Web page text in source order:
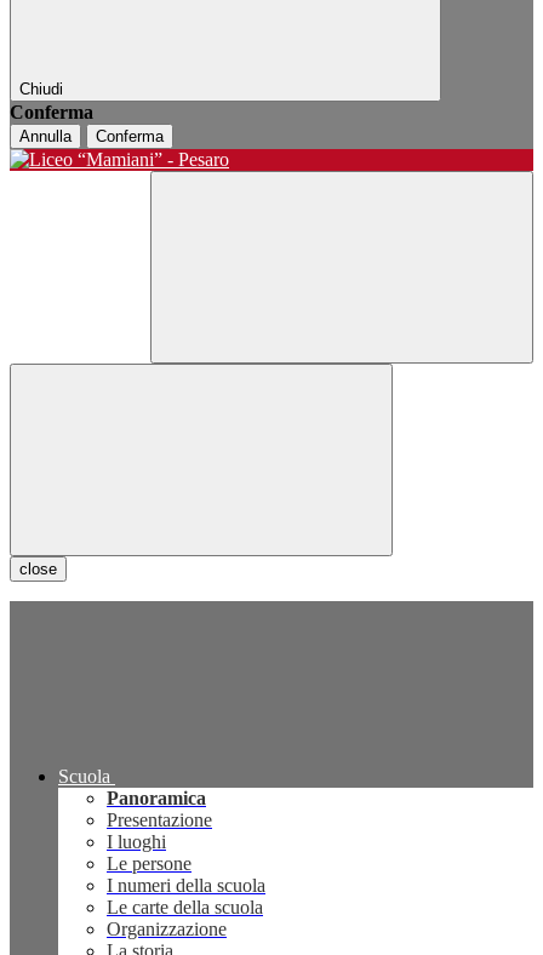
Chiudi
Conferma
Annulla Conferma
close
Scuola
Panoramica
Presentazione
I luoghi
Le persone
I numeri della scuola
Le carte della scuola
Organizzazione